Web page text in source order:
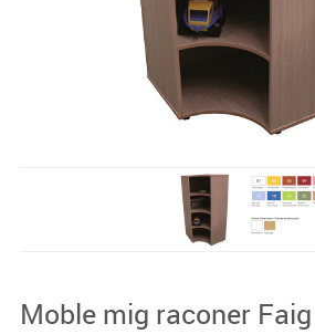
Moble mig raconer Faig